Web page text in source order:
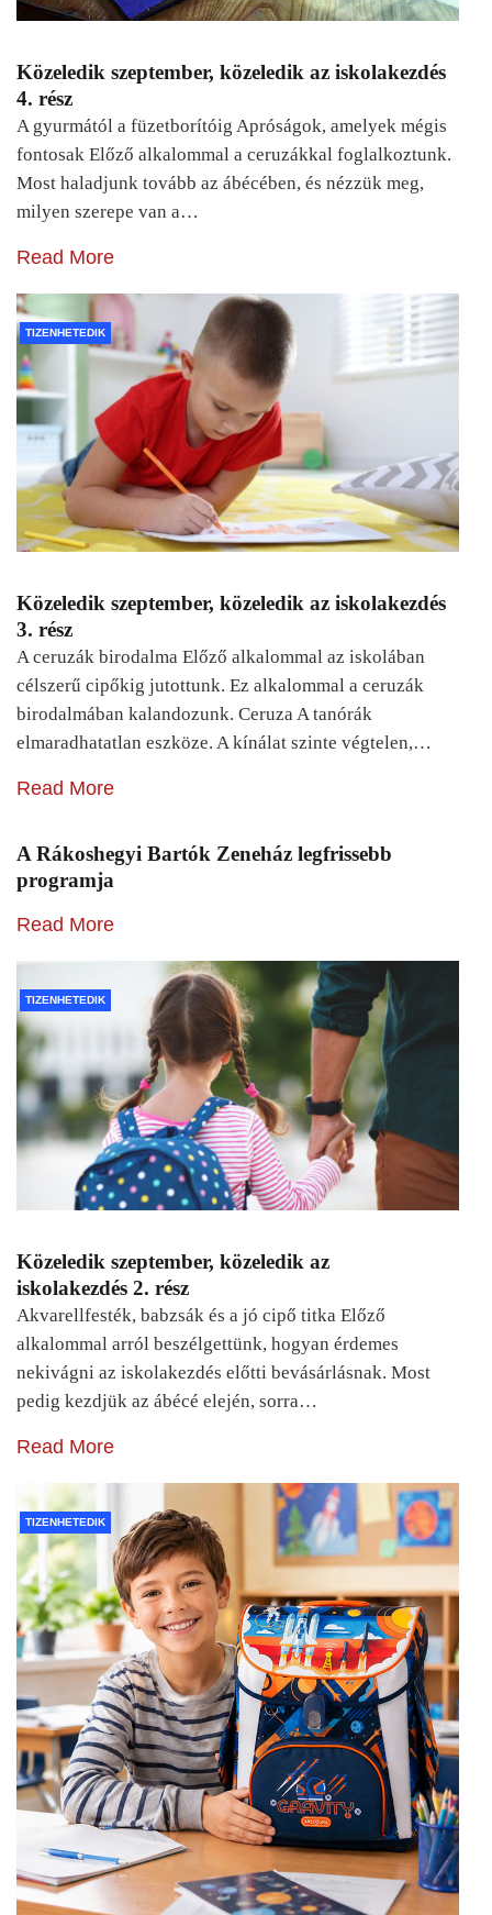
Közeledik szeptember, közeledik az iskolakezdés
4. rész
A gyurmától a füzetborítóig Apróságok, amelyek mégis
fontosak Előző alkalommal a ceruzákkal foglalkoztunk.
Most haladjunk tovább az ábécében, és nézzük meg,
milyen szerepe van a…
Read More
TIZENHETEDIK
Közeledik szeptember, közeledik az iskolakezdés
3. rész
A ceruzák birodalma Előző alkalommal az iskolában
célszerű cipőkig jutottunk. Ez alkalommal a ceruzák
birodalmában kalandozunk. Ceruza A tanórák
elmaradhatatlan eszköze. A kínálat szinte végtelen,…
Read More
A Rákoshegyi Bartók Zeneház legfrissebb
programja
Read More
TIZENHETEDIK
Közeledik szeptember, közeledik az
iskolakezdés 2. rész
Akvarellfesték, babzsák és a jó cipő titka Előző
alkalommal arról beszélgettünk, hogyan érdemes
nekivágni az iskolakezdés előtti bevásárlásnak. Most
pedig kezdjük az ábécé elején, sorra…
Read More
TIZENHETEDIK